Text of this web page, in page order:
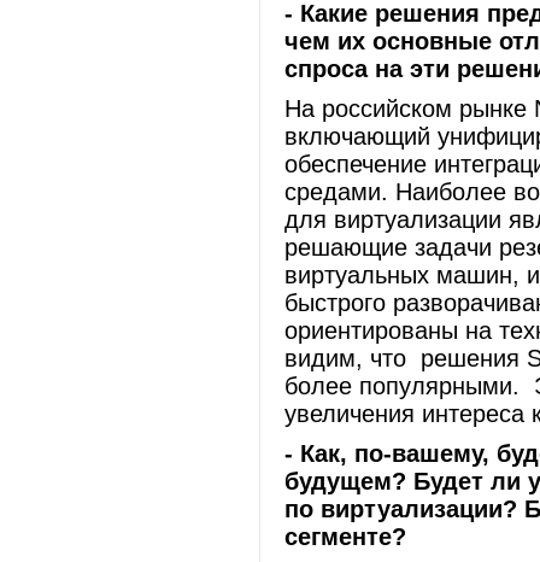
- Какие решения
чем их основные
спроса на эти
На российском рынке
включающий
обеспечение
средами. Наиболее
для виртуализации
решающие задачи
виртуальных машин,
быстрого
ориентированы на
видим, что решения
более популярными.
увеличения
- Как, по-вашему,
будущем? Будет ли
по виртуализации?
сегменте?